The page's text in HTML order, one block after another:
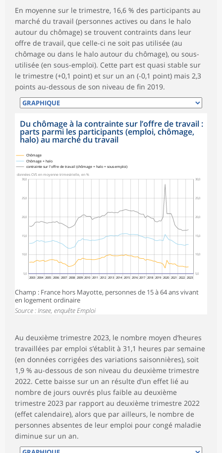
En moyenne sur le trimestre, 16,6 % des participants au
marché du travail (personnes actives ou dans le halo
autour du chômage) se trouvent contraints dans leur
offre de travail, que celle-ci ne soit pas utilisée (au
chômage ou dans le halo autour du chômage), ou sous-
utilisée (en sous-emploi). Cette part est quasi stable sur
le trimestre (+0,1 point) et sur un an (-0,1 point) mais 2,3
points au-dessous de son niveau de fin 2019.
Du chômage à la contrainte sur l’offre de travail :
parts parmi les participants (emploi, chômage,
halo) au marché du travail
5,0
10,0
15,0
20,0
25,0
30,0
5,0
10,0
15,0
20,0
25,0
30,0
données CVS en moyenne trimestrielle, en %
2003 2004 2005 2006 2007 2008 2009 2010 2011 2012 2013 2014 2015 2016 2017 2018 2019 2020 2021 2022 2023
Chômage
Chômage + halo
contrainte sur l'offre de travail (chômage + halo + sous-emploi)
Champ : France hors Mayotte, personnes de 15 à 64 ans vivant
en logement ordinaire
Source : Insee, enquête Emploi
Au deuxième trimestre 2023, le nombre moyen d’heures
travaillées par emploi s’établit à 31,1 heures par semaine
(en données corrigées des variations saisonnières), soit
1,9 % au-dessous de son niveau du deuxième trimestre
2022. Cette baisse sur un an résulte d’un effet lié au
nombre de jours ouvrés plus faible au deuxième
trimestre 2023 par rapport au deuxième trimestre 2022
(effet calendaire), alors que par ailleurs, le nombre de
personnes absentes de leur emploi pour congé maladie
diminue sur un an.